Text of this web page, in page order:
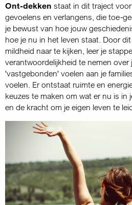
Ont-dekken staat in dit traject
gevoelens en verlangens, die toe-
je bewust van hoe jouw
hoe je nu in het leven staat. Door
mildheid naar te kijken, leer je
verantwoordelijkheid te nemen over
'vastgebonden' voelen aan je
voelen. Er ontstaat ruimte en
keuzes te maken om wat er nu is in
en de kracht om je eigen leven te